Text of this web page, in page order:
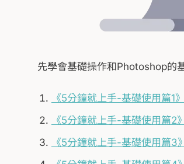
先學會基礎操作和Photoshop的
《5分鐘就上手-基礎使用篇1
《5分鐘就上手-基礎使用篇2
《5分鐘就上手-基礎使用篇3